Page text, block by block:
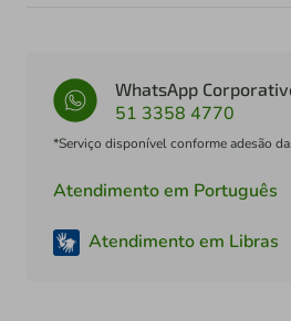
WhatsApp
51 3358 4770
*Serviço disponível conforme adesão
Atendimento em Português
Atendimento em Libras